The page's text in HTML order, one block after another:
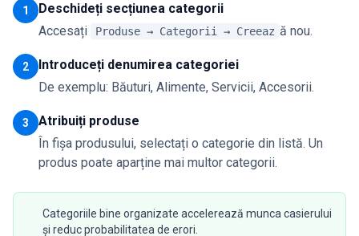
1
Deschideți secțiunea categorii
Accesați
Produse → Categorii → Creeaz ă nou.
2
Introduceți denumirea categoriei
De exemplu: Băuturi, Alimente, Servicii, Accesorii.
3
Atribuiți produse
În fișa produsului, selectați o categorie din listă. Un
produs poate aparține mai multor categorii.
Categoriile bine organizate accelerează munca casierului
și reduc probabilitatea de erori.